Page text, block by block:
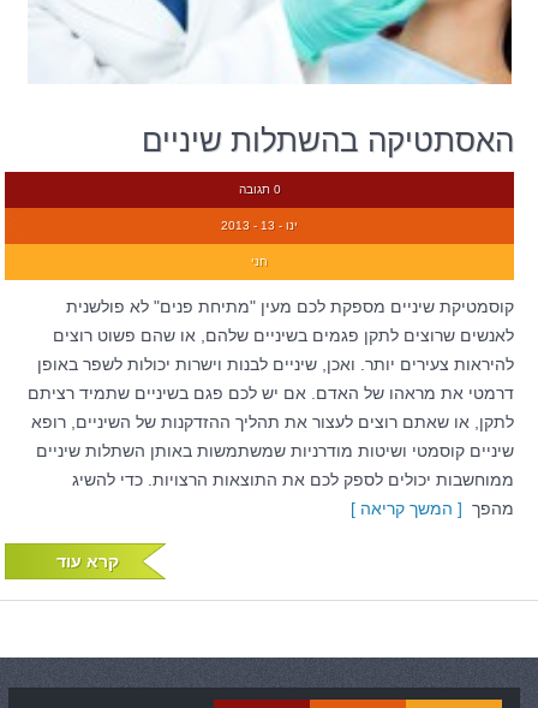
האסתטיקה בהשתלות שיניים
0 תגובה
ינו - 13 - 2013
חני
קוסמטיקת שיניים מספקת לכם מעין "מתיחת פנים" לא פולשנית
לאנשים שרוצים לתקן פגמים בשיניים שלהם, או שהם פשוט רוצים
להיראות צעירים יותר. ואכן, שיניים לבנות וישרות יכולות לשפר באופן
דרמטי את מראהו של האדם. אם יש לכם פגם בשיניים שתמיד רציתם
לתקן, או שאתם רוצים לעצור את תהליך ההזדקנות של השיניים, רופא
שיניים קוסמטי ושיטות מודרניות שמשתמשות באותן השתלות שיניים
ממוחשבות יכולים לספק לכם את התוצאות הרצויות. כדי להשיג
מהפך [ המשך קריאה ]
קרא עוד